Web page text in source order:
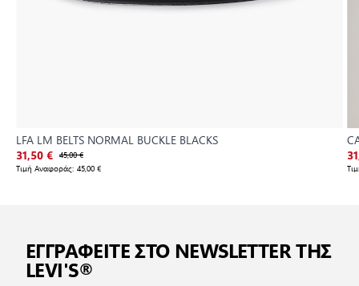
LFA LM BELTS NORMAL BUCKLE BLACKS
31,50 € 45,00 €
Τιμή Αναφοράς: 45,00 €
ΕΓΓΡΑΦΕΙΤΕ ΣΤΟ NEWSLETTER ΤΗΣ
LEVI'S®